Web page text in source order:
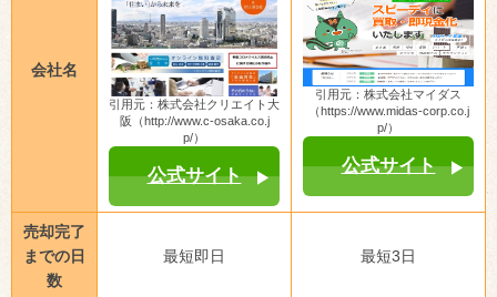
会社名
引用元：株式会社クリエイト大
阪（http://www.c-osaka.co.j
p/）
公式サイト
引用元：株式会社マイダス
（https://www.midas-corp.co.j
p/）
公式サイト
売却完了
までの日
数
最短即日 最短3日